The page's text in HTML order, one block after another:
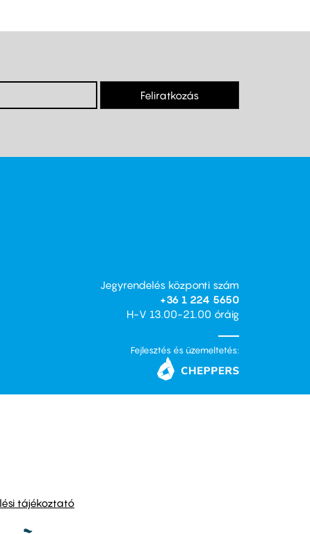
Feliratkozás
Jegyrendelés központi szám
+36 1 224 5650
H-V 13.00-21.00 óráig
Fejlesztés és üzemeltetés:
tájékoztató